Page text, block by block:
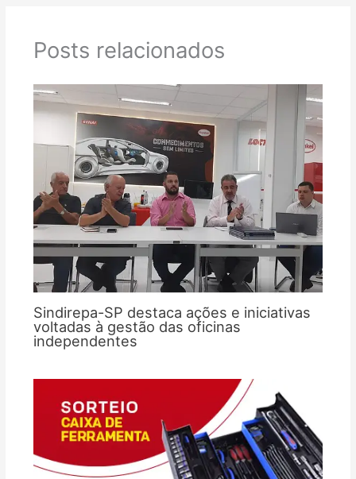
Posts relacionados
Sindirepa-SP destaca ações e iniciativas
voltadas à gestão das oficinas
independentes